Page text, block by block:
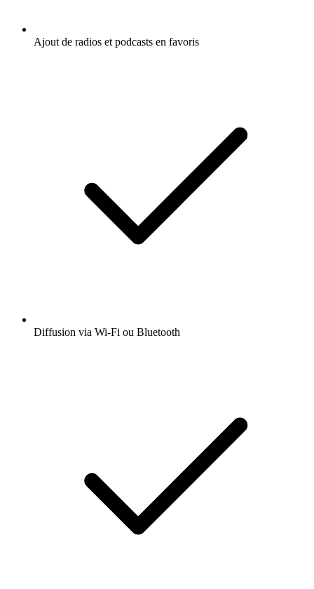
Ajout de radios et podcasts en favoris
Diffusion via Wi-Fi ou Bluetooth